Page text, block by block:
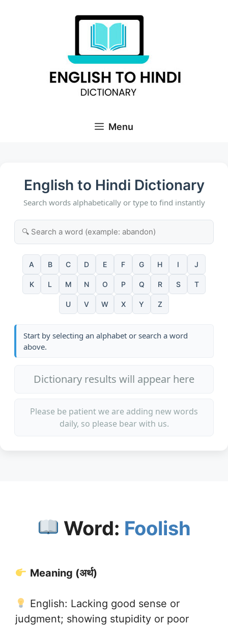
Menu
English to Hindi Dictionary
Search words alphabetically or type to find instantly
A B C D E F G H I J
K L M N O P Q R S T
U V W X Y Z
Start by selecting an alphabet or search a word
above.
Dictionary results will appear here
Please be patient we are adding new words
daily, so please bear with us.
Word: Foolish
Meaning (अर्थ)
English: Lacking good sense or
judgment; showing stupidity or poor